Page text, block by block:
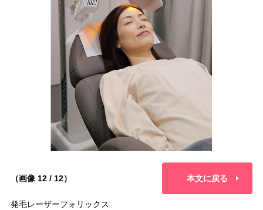
（画像 12 / 12） 本文に戻る
発毛レーザーフォリックス